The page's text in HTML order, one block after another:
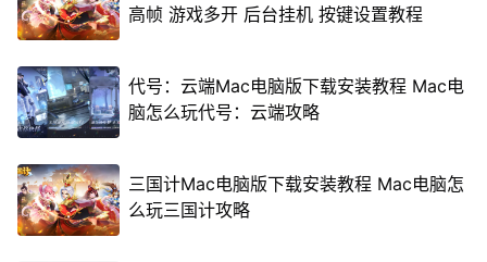
高帧 游戏多开 后台挂机 按键设置教程
代号：云端Mac电脑版下载安装教程 Mac电
脑怎么玩代号：云端攻略
三国计Mac电脑版下载安装教程 Mac电脑怎
么玩三国计攻略